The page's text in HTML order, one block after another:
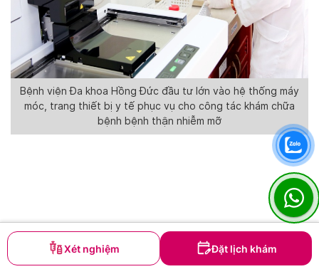
Xét nghiệm Đặt lịch khám
Bệnh viện Đa khoa Hồng Đức đầu tư lớn vào hệ thống máy
móc, trang thiết bị y tế phục vụ cho công tác khám chữa
bệnh bệnh thận nhiễm mỡ